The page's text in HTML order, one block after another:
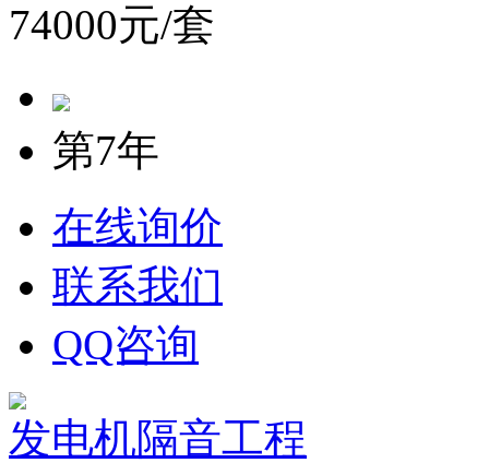
74000元/套
第7年
在线询价
联系我们
QQ咨询
发电机隔音工程